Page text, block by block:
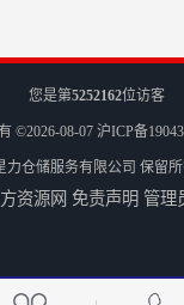
您是第5252162位访客
©2026-08-07 沪ICP备
力仓储服务有限公司 保留所
资源网 免责声明 管理